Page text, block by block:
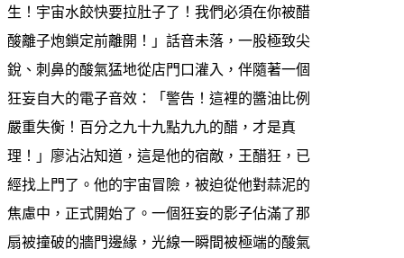
生！宇宙水餃快要拉肚子了！我們必須在你被醋
酸離子炮鎖定前離開！」話音未落，一股極致尖
銳、刺鼻的酸氣猛地從店門口灌入，伴隨著一個
狂妄自大的電子音效：「警告！這裡的醬油比例
嚴重失衡！百分之九十九點九九的醋，才是真
理！」廖沾沾知道，這是他的宿敵，王醋狂，已
經找上門了。他的宇宙冒險，被迫從他對蒜泥的
焦慮中，正式開始了。一個狂妄的影子佔滿了那
扇被撞破的牆門邊緣，光線一瞬間被極端的酸氣